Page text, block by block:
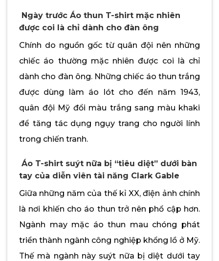
Ngày trước Áo thun T-shirt mặc nhiên
được coi là chỉ dành cho đàn ông
Chính do nguồn gốc từ quân đội nên những
chiếc áo thường mặc nhiên được coi là chỉ
dành cho đàn ông. Những chiếc áo thun trắng
được dùng làm áo lót cho đến năm 1943,
quân đội Mỹ đổi màu trắng sang màu khaki
để tăng tác dụng ngụy trang cho người lính
trong chiến tranh.
Áo T-shirt suýt nữa bị “tiêu diệt” dưới bàn
tay của diễn viên tài năng Clark Gable
Giữa những năm của thế kỉ XX, điện ảnh chính
là nơi khiến cho áo thun trở nên phổ cập hơn.
Ngành may mặc áo thun mau chóng phát
triển thành ngành công nghiệp khổng lồ ở Mỹ.
Thế mà ngành này suýt nữa bị diệt dưới tay